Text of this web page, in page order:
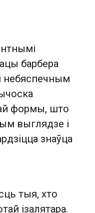
барбера
небяспечным
формы, што
выглядзе і
знаўца
тыя, хто
ізалятара.